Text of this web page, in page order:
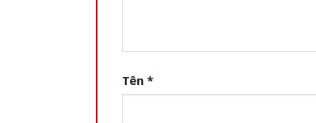
Tên *